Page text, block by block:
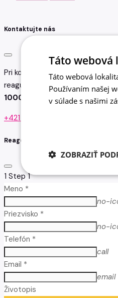
Kontaktujte nás
Pri kontakte uveďte referenčné
reagujete
100029563
+421 908 111 606
Reagovať na ponuku
1 Step 1
Meno *
no-
Priezvisko *
no-
Telefón *
call
Email *
email
Životopis
Táto webová
Táto webová
Používaním našej
v súlade s našimi
ZOBRAZIŤ